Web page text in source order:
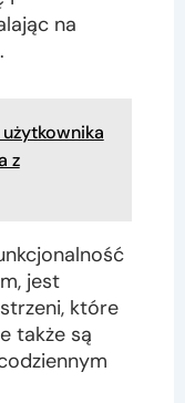
na
z
jest
które
także są